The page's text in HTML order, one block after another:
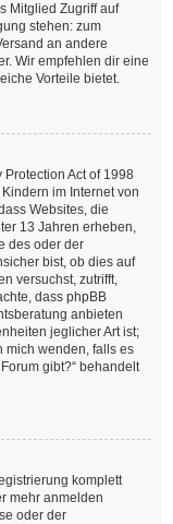
Mitglied Zugriff auf
stehen: zum
an andere
Wir empfehlen dir eine
Vorteile bietet.
Act of 1998
im Internet von
Websites, die
13 Jahren erheben,
des oder der
bist, ob dies auf
versuchst, zutrifft,
dass phpBB
anbieten
jeglicher Art ist;
mich wenden, falls es
gibt?“ behandelt
komplett
mehr anmelden
oder der